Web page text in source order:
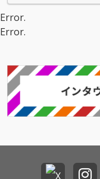
Error.
Error.